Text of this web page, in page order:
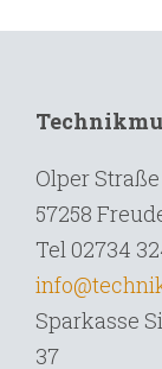
Olper Straße
57258
Tel 02734
Sparkasse
37